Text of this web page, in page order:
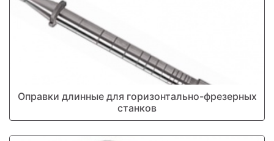
Оправки длинные для горизонтально-фрезерных
станков